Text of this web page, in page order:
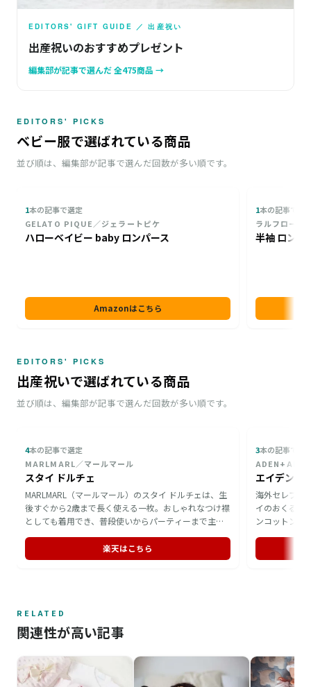
EDITORS' GIFT GUIDE ／ 出産祝い
出産祝いのおすすめプレゼント
編集部が記事で選んだ 全475商品 →
EDITORS' PICKS
ベビー服で選ばれている商品
並び順は、編集部が記事で選んだ回数が多い順です。
1本の記事で選定
GELATO PIQUE／ジェラートピケ
ハローベイビー baby ロンパース
Amazonはこちら
1本の記事で選
ラルフローレ
半袖 ロンパ
EDITORS' PICKS
出産祝いで選ばれている商品
並び順は、編集部が記事で選んだ回数が多い順です。
4本の記事で選定
MARLMARL／マールマール
スタイ ドルチェ
MARLMARL（マールマール）のスタイ ドルチェは、生
後すぐから2歳まで長く使える一枚。おしゃれなつけ襟
としても着用でき、普段使いからパーティーまで主役
ため、赤ちゃんの名前を添えて贈れるのが魅力。手洗
いで丁寧にお手入れできる、出産祝いに向いたギフト
楽天はこちら
3本の記事で選
海外セレブも
イのおくるみ
ンコットン製
良いアイテム
RELATED
関連性が高い記事